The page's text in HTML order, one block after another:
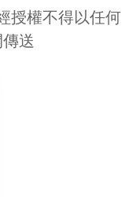
授權不得以任何
送